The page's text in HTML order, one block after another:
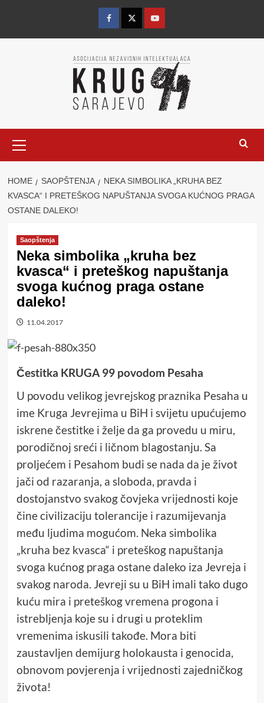
content
FacebookTwitterYouTube
Menu
HOME SAOPŠTENJA
NEKA SIMBOLIKA „KRUHA BEZ
KVASCA“ I PRETEŠKOG NAPUŠTANJA SVOGA KUĆNOG PRAGA
OSTANE DALEKO!
Saopštenja
Neka simbolika „kruha bez
kvasca“ i preteškog napuštanja
svoga kućnog praga ostane
daleko!
11.04.2017
Čestitka KRUGA 99 povodom Pesaha
U povodu velikog jevrejskog praznika Pesaha u
ime Kruga Jevrejima u BiH i svijetu upućujemo
iskrene čestitke i želje da ga provedu u miru,
porodičnoj sreći i ličnom blagostanju. Sa
proljećem i Pesahom budi se nada da je život
jači od razaranja, a sloboda, pravda i
dostojanstvo svakog čovjeka vrijednosti koje
čine civilizaciju tolerancije i razumijevanja
među ljudima mogućom. Neka simbolika
„kruha bez kvasca“ i preteškog napuštanja
svoga kućnog praga ostane daleko iza Jevreja i
svakog naroda. Jevreji su u BiH imali tako dugo
kuću mira i preteškog vremena progona i
istrebljenja koje su i drugi u proteklim
vremenima iskusili takođe. Mora biti
zaustavljen demijurg holokausta i genocida,
obnovom povjerenja i vrijednosti zajedničkog
života!